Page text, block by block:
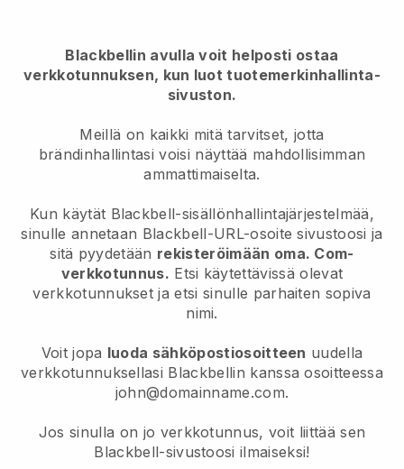
Blackbellin avulla voit helposti ostaa
verkkotunnuksen, kun luot tuotemerkinhallinta-
sivuston.
Meillä on kaikki mitä tarvitset, jotta
brändinhallintasi voisi näyttää mahdollisimman
ammattimaiselta.
Kun käytät Blackbell-sisällönhallintajärjestelmää,
sinulle annetaan Blackbell-URL-osoite sivustoosi ja
sitä pyydetään rekisteröimään oma. Com-
verkkotunnus. Etsi käytettävissä olevat
verkkotunnukset ja etsi sinulle parhaiten sopiva
nimi.
Voit jopa luoda sähköpostiosoitteen uudella
verkkotunnuksellasi Blackbellin kanssa osoitteessa
john@domainname.com.
Jos sinulla on jo verkkotunnus, voit liittää sen
Blackbell-sivustoosi ilmaiseksi!